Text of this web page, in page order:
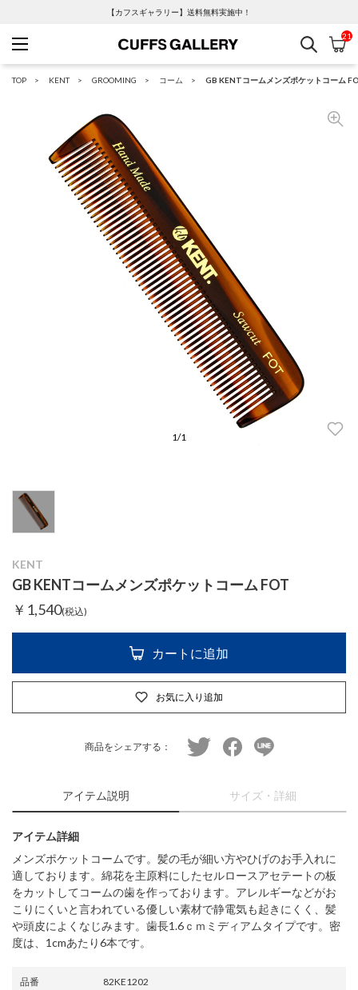
【カフスギャラリー】送料無料実施中！
Cuffs Gallery
検索 カ
21
TOP KENT GROOMING コーム GB KENTコームメンズポケットコーム
1/1
KENT
GB KENTコームメンズポケットコーム FOT
￥1,540(税込)
カートに追加
お気に入り追加
商品をシェアする： twitter facebookline
アイテム説明 サイズ・詳細
アイテム詳細
メンズポケットコームです。髪の毛が細い方やひげのお手入れに
適しております。綿花を主原料にしたセルロースアセテートの板
をカットしてコームの歯を作っております。アレルギーなどがお
こりにくいと言われている優しい素材で静電気も起きにくく、髪
や頭皮によくなじみます。歯長1.6ｃｍミディアムタイプです。密
度は、1cmあたり6本です。
品番
82KE1202